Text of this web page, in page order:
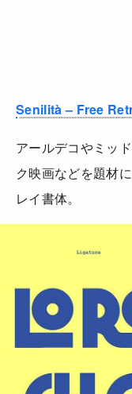
Senilità – Free
アールデコやミッ
ク映画などを題材
レイ書体。